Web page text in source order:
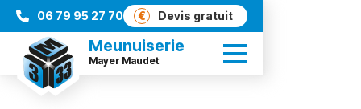
06 79 95 27 70 € Devis gratuit
Meunuiserie
Mayer Maudet